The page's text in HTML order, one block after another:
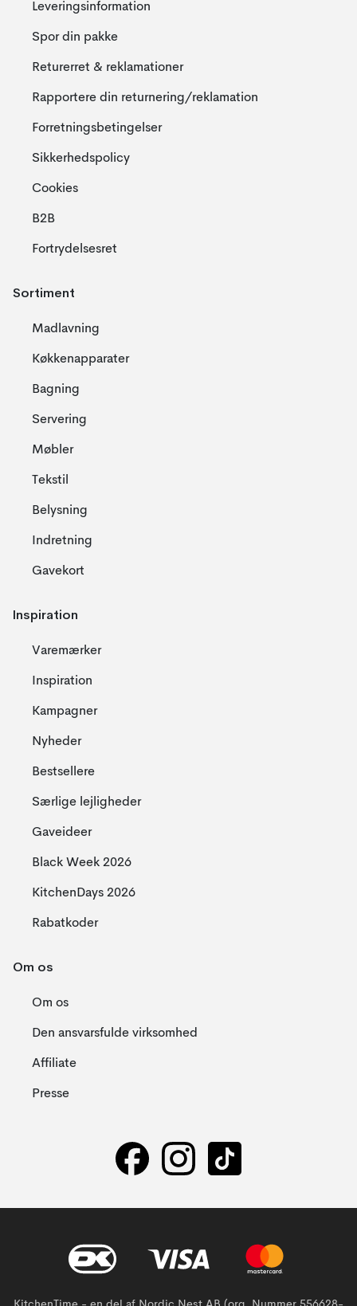
Leveringsinformation
Spor din pakke
Returerret & reklamationer
Rapportere din returnering/reklamation
Forretningsbetingelser
Sikkerhedspolicy
Cookies
B2B
Fortrydelsesret
Sortiment
Madlavning
Køkkenapparater
Bagning
Servering
Møbler
Tekstil
Belysning
Indretning
Gavekort
Inspiration
Varemærker
Inspiration
Kampagner
Nyheder
Bestsellere
Særlige lejligheder
Gaveideer
Black Week 2026
KitchenDays 2026
Rabatkoder
Om os
Om os
Den ansvarsfulde virksomhed
Affiliate
Presse